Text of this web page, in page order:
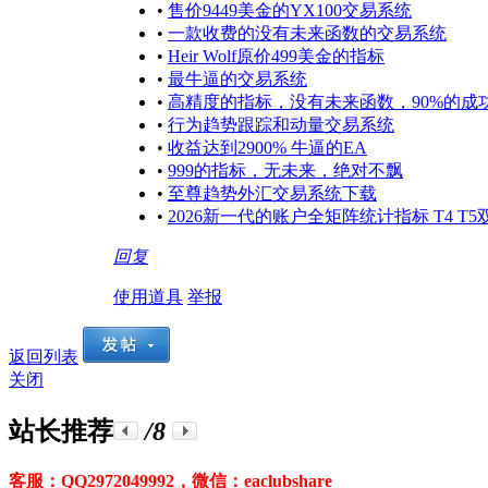
• 售价9449美金的YX100交易系统
• 一款收费的没有未来函数的交易系统
• Heir Wolf原价499美金的指标
• 最牛逼的交易系统
• 高精度的指标，没有未来函数，90%的成
• 行为趋势跟踪和动量交易系统
• 收益达到2900% 牛逼的EA
• 999的指标，无未来，绝对不飘
• 至尊趋势外汇交易系统下载
• 2026新一代的账户全矩阵统计指标 T4 T5
回复
使用道具 举报
返回列表
关闭
站长推荐 /8
客服：QQ2972049992，微信：eaclubshare